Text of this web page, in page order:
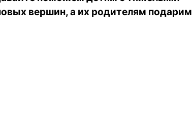
вершин, а их родителям подарим